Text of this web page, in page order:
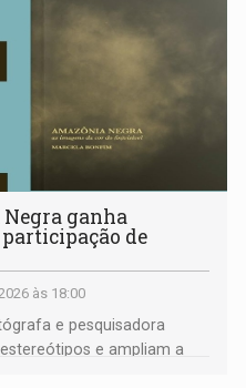
Negra ganha
de
às 18:00
e pesquisadora
e ampliam a